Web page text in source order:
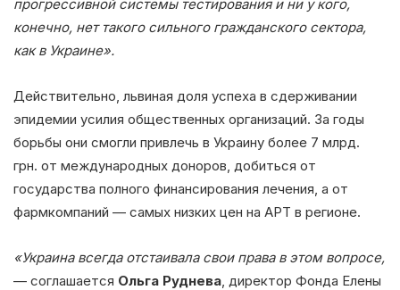
прогрессивной системы тестирования и ни у кого,
конечно, нет такого сильного гражданского сектора,
как в Украине».
Действительно, львиная доля успеха в сдерживании
эпидемии усилия общественных организаций. За годы
борьбы они смогли привлечь в Украину более 7 млрд.
грн. от международных доноров, добиться от
государства полного финансирования лечения, а от
фармкомпаний — самых низких цен на АРТ в регионе.
«Украина всегда отстаивала свои права в этом вопросе,
— соглашается Ольга Руднева , директор Фонда Елены